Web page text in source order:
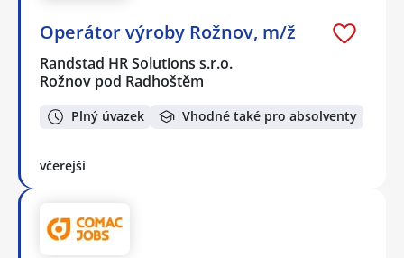
Operátor výroby Rožnov, m/ž
Randstad HR Solutions s.r.o.
Rožnov pod Radhoštěm
Plný úvazek Vhodné také pro absolventy
včerejší